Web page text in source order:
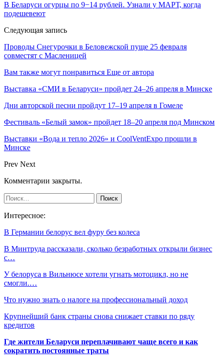
В Беларуси огурцы по 9−14 рублей. Узнали у МАРТ, когда
подешевеют
Следующая запись
Проводы Снегурочки в Беловежской пуще 25 февраля
совместят с Масленицей
Вам также могут понравиться Еще от автора
Выставка «СМИ в Беларуси» пройдет 24–26 апреля в Минске
Дни авторской песни пройдут 17–19 апреля в Гомеле
Фестиваль «Белый замок» пройдет 18–20 апреля под Минском
Выставки «Вода и тепло 2026» и CoolVentExpo прошли в
Минске
Prev Next
Комментарии закрыты.
Интересное:
В Германии белорус вел фуру без колеса
В Минтруда рассказали, сколько безработных открыли бизнес
с…
У белоруса в Вильнюсе хотели угнать мотоцикл, но не
смогли.…
Что нужно знать о налоге на профессиональный доход
Крупнейший банк страны снова снижает ставки по ряду
кредитов
Где жители Беларуси переплачивают чаще всего и как
сократить постоянные траты